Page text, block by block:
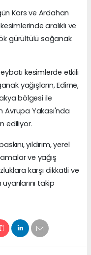
Kars ve Ardahan
aralıklı ve
gürültülü sağanak
kesimlerde etkili
yağışların, Edirne,
bölgesi ile
Avrupa Yakası'nda
ediliyor.
yıldırım, yerel
ve yağış
karşı dikkatli ve
takip